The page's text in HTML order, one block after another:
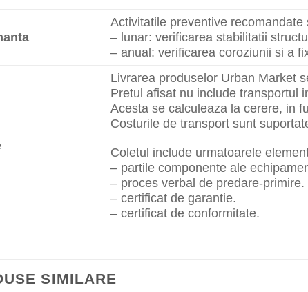
Activitatile preventive recomandate
– lunar: verificarea stabilitatii
– anual: verificarea coroziunii si a
Livrarea produselor Urban Market
Pretul afisat nu include transportul
Acesta se calculeaza la cerere, in
Costurile de transport sunt
Coletul include urmatoarele
– partile componente ale
– proces verbal de predare-primire.
– certificat de garantie.
– certificat de conformitate.
SIMILARE